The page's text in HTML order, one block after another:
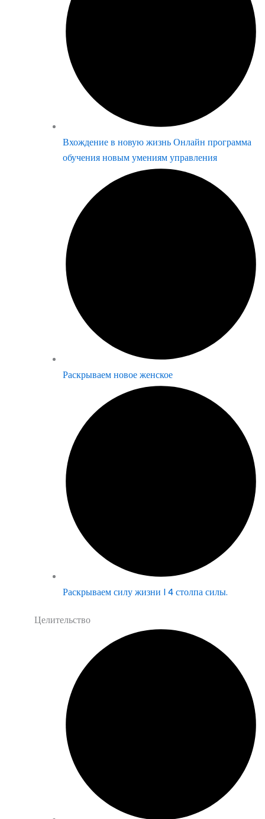
Вхождение в новую жизнь Онлайн программа
обучения новым умениям управления
Раскрываем новое женское
Раскрываем силу жизни | 4 столпа силы.
Целительство